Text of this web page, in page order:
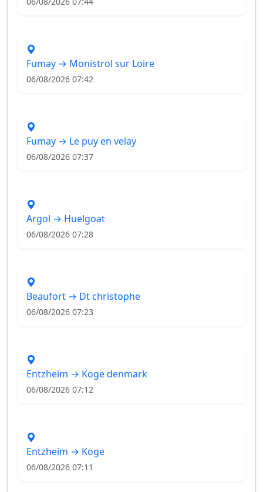
Fumay → Monistrol sur Loire
06/08/2026 07:42
Fumay → Le puy en velay
06/08/2026 07:37
Argol → Huelgoat
06/08/2026 07:28
Beaufort → Dt christophe
06/08/2026 07:23
Entzheim → Koge denmark
06/08/2026 07:12
Entzheim → Koge
06/08/2026 07:11